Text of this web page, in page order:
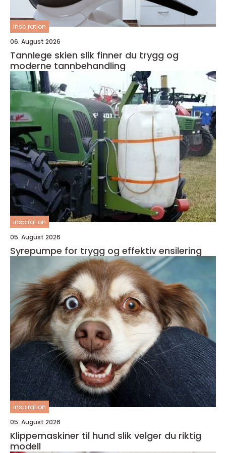
inspiration
06. August 2026
Tannlege skien slik finner du trygg og
moderne tannbehandling
inspiration
05. August 2026
Syrepumpe for trygg og effektiv ensilering
inspiration
05. August 2026
Klippemaskiner til hund slik velger du riktig
modell